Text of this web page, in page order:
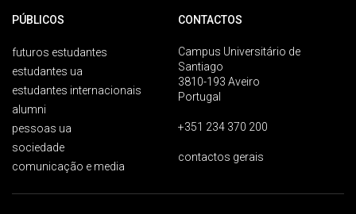
PÚBLICOS
futuros estudantes
estudantes ua
estudantes internacionais
alumni
pessoas ua
sociedade
comunicação e media
CONTACTOS
Campus Universitário de
Santiago
3810-193 Aveiro
Portugal
+351 234 370 200
contactos gerais